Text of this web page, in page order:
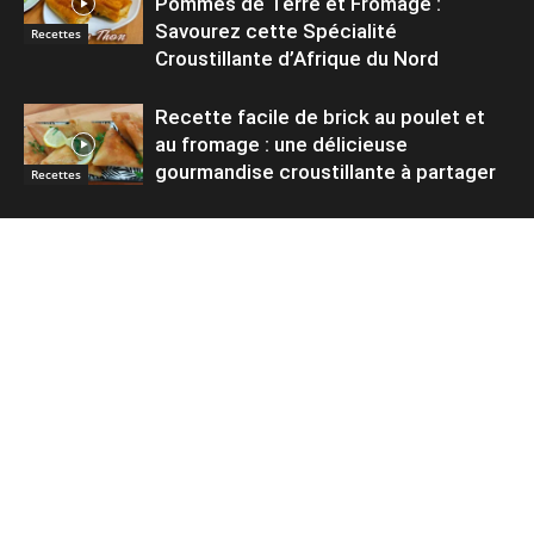
Recettes
Savourez cette Spécialité
Croustillante d’Afrique du Nord
Recettes
Recette facile de brick au poulet et
au fromage : une délicieuse
gourmandise croustillante à partager